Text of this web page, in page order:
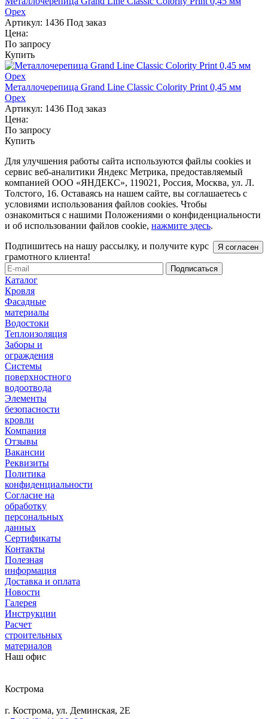
Орех
Артикул: 1436 Под заказ
Цена:
По запросу
Купить
Металлочерепица Grand Line Classic Colority Print 0,45 мм
Орех
Артикул: 1436 Под заказ
Цена:
По запросу
Купить
Для улучшения работы сайта используются файлы cookies и
сервис веб-аналитики Яндекс Метрика, предоставляемый
компанией ООО «ЯНДЕКС», 119021, Россия, Москва, ул. Л.
Толстого, 16. Оставаясь на нашем сайте, вы соглашаетесь с
условиями использования файлов cookies. Чтобы
ознакомиться с нашими Положениями о конфиденциальности
и об использовании файлов cookie, нажмите здесь.
Я согласен
Подпишитесь на нашу рассылку, и получите курс
грамотного клиента!
Каталог
Кровля
Фасадные
материалы
Водостоки
Теплоизоляция
Заборы и
ограждения
Системы
поверхностного
водоотвода
Элементы
безопасности
кровли
Компания
Отзывы
Вакансии
Реквизиты
Политика
конфиденциальности
Согласие на
обработку
персональных
данных
Сертификаты
Контакты
Полезная
информация
Доставка и оплата
Новости
Галерея
Инструкции
Расчет
строительных
материалов
Наш офис
Кострома
г. Кострома, ул. Деминская, 2Е